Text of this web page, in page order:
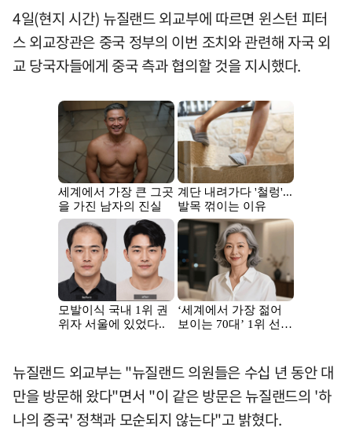
4일(현지 시간) 뉴질랜드 외교부에 따르면 윈스턴 피터
스 외교장관은 중국 정부의 이번 조치와 관련해 자국 외
교 당국자들에게 중국 측과 협의할 것을 지시했다.
뉴질랜드 외교부는 "뉴질랜드 의원들은 수십 년 동안 대
만을 방문해 왔다"면서 "이 같은 방문은 뉴질랜드의 '하
나의 중국' 정책과 모순되지 않는다"고 밝혔다.